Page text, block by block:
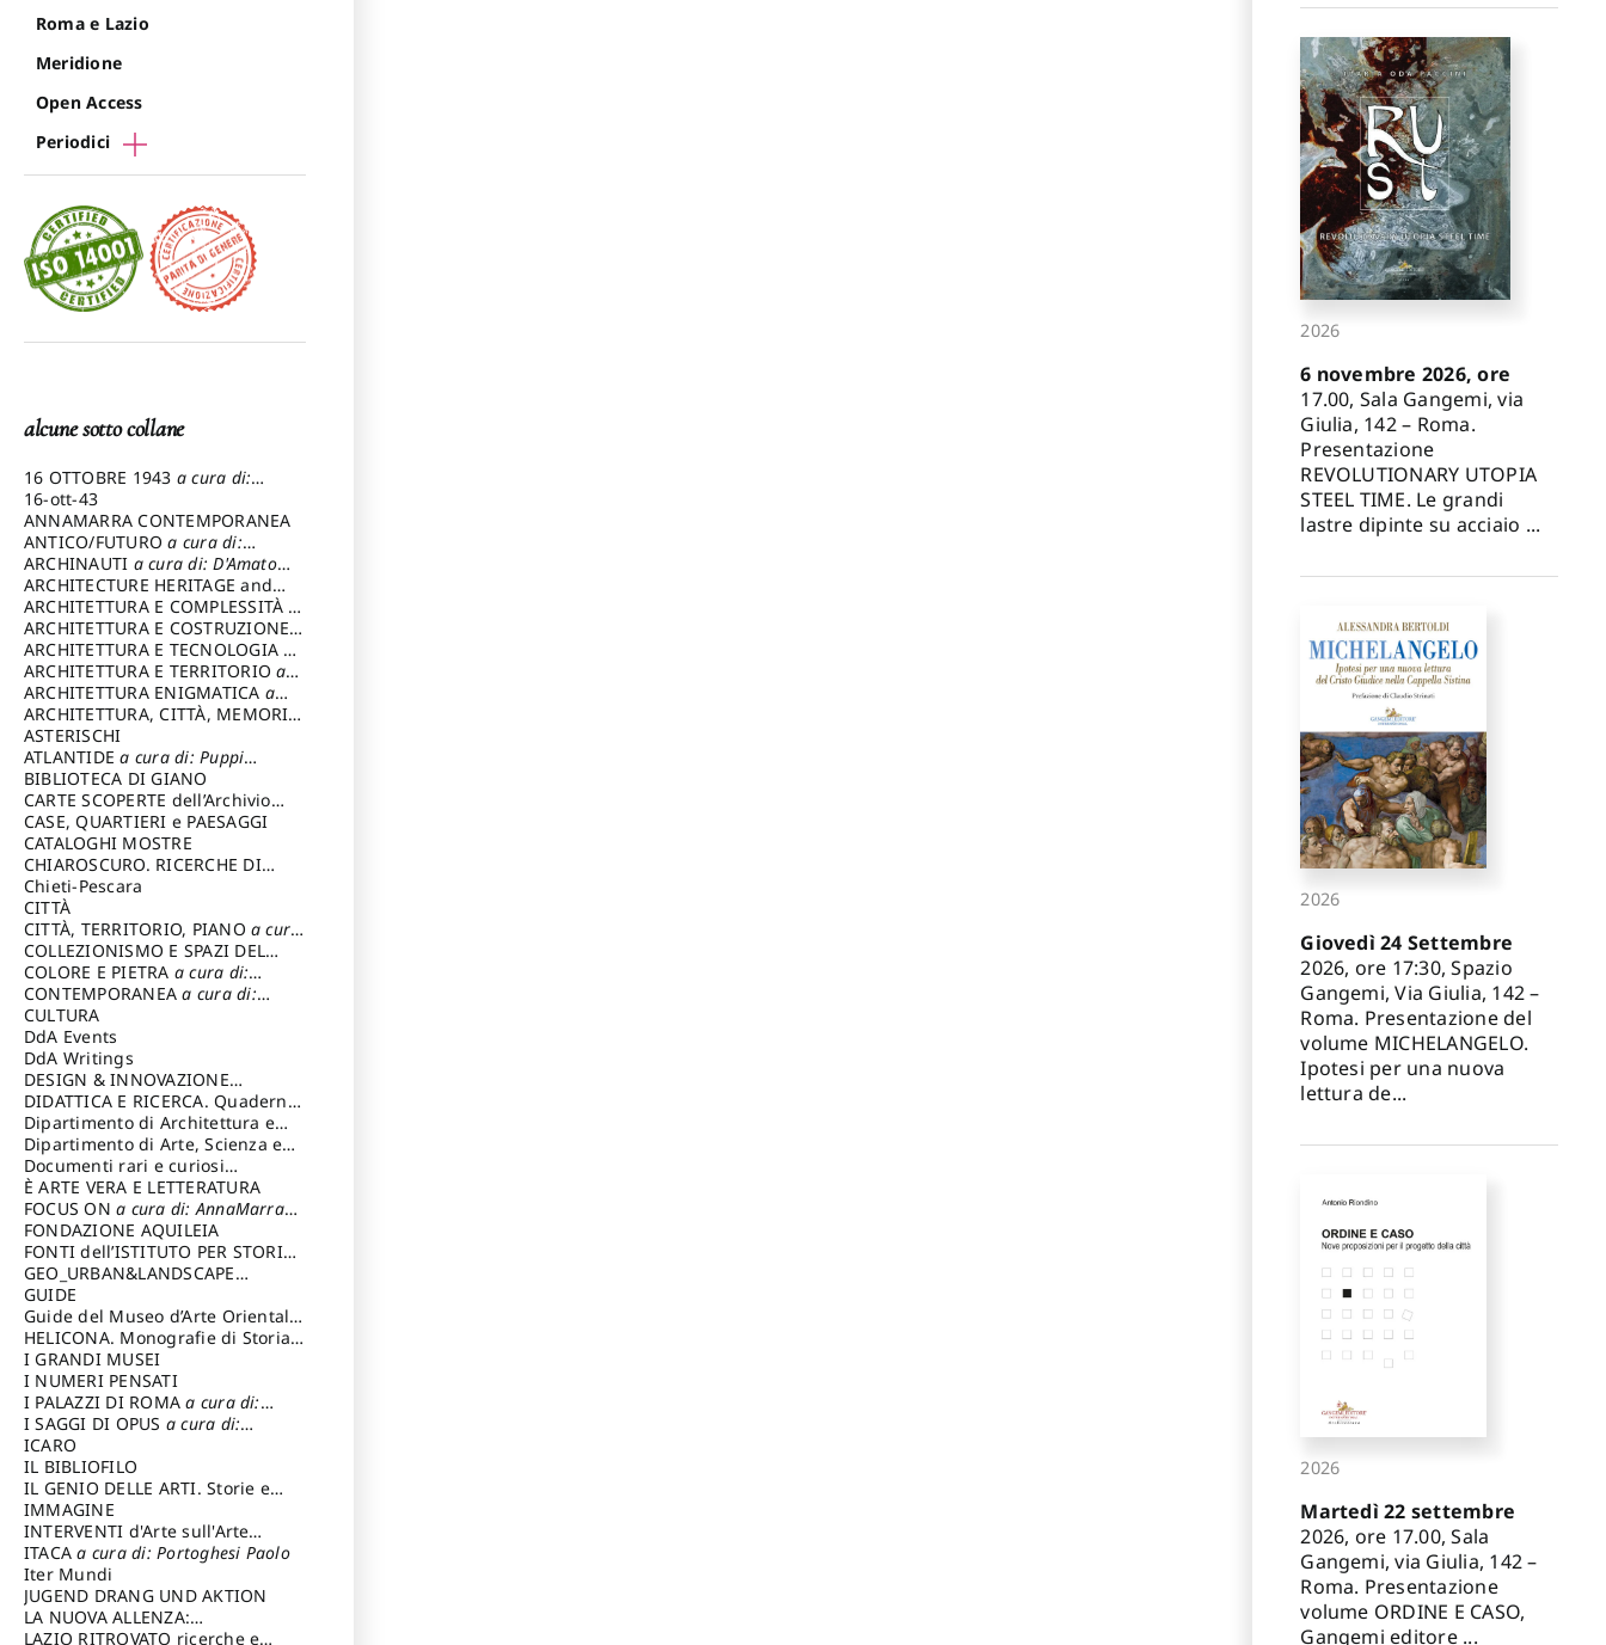
Roma e Lazio
Meridione
Open Access
Periodici
alcune sotto collane
16 OTTOBRE 1943 a cura di:
Pezzetti Marcello
16-ott-43
ANNAMARRA CONTEMPORANEA
ANTICO/FUTUROa cura di:
Varagnoli Claudio
ARCHINAUTI a cura di: D'Amato
Claudio
ARCHITECTURE HERITAGE and
DESIGN
ARCHITETTURA E COMPLESSITÀ a
cura di: Piva Antonio
ARCHITETTURA E COSTRUZIONEa
cura di: Poretti Sergio
ARCHITETTURA E TECNOLOGIA a
cura di: Carrara Gianfranco
ARCHITETTURA E TERRITORIOa
cura di: Pietrogrande Enrico
ARCHITETTURA ENIGMATICA a
cura di: Lenci Ruggero
ARCHITETTURA, CITTÀ, MEMORIA
a cura di: Valeriani Enrico
ASTERISCHI
ATLANTIDEa cura di: Puppi
Lionello
BIBLIOTECA DI GIANO
CARTE SCOPERTE dell’Archivio
Storico Capitolino
CASE, QUARTIERI e PAESAGGI
CATALOGHI MOSTRE
CHIAROSCURO. RICERCHE DI
STORIA E STORIA DELL'ARTE
cura di: Di Carpegna Falconieri
Tommaso
Chieti-Pescara
CITTÀ
CITTÀ, TERRITORIO, PIANO a cura
di: Imbesi Giuseppe
COLLEZIONISMO E SPAZI DEL
COLLEZIONISMO a cura di:
Magnani Lauro
COLORE E PIETRA a cura di:
Selvaggi Giuseppe
CONTEMPORANEAa cura di:
Gubinelli Luna
CULTURA
DdA Events
DdA Writings
DESIGN & INNOVAZIONE
TECNOLOGICAa cura di: Vallicelli
Andrea
DIDATTICA E RICERCA. Quaderni
della Scuola
Dipartimento di Architettura e
Analisi della Città Mediterranea
Dipartimento di Arte, Scienza e
Tecnica del Costuire
Documenti rari e curiosi
dall'Archivio Segreto
È ARTE VERA E LETTERATURA
FOCUS ONa cura di: AnnaMarra
Contemporanea
FONDAZIONE AQUILEIA
FONTI dell’ISTITUTO PER STORIA
DEL RISORGIMENTO
GEO_URBAN&LANDSCAPE
PLANNING (GULP)
Trusiani Elio
GUIDE
Guide del Museo d’Arte Orientale
“Giuseppe Tucci”
HELICONA. Monografie di Storia
dell'Artea cura di: Gallo Marco
I GRANDI MUSEI
I NUMERI PENSATI
I PALAZZI DI ROMAa cura di:
Ippoliti Alessandro
I SAGGI DI OPUS a cura di:
Scalesse Tommaso
ICARO
IL BIBLIOFILO
IL GENIO DELLE ARTI. Storie e
interpretazione
IMMAGINE
INTERVENTI d'Arte sull'Arte
dedicata alla cultura della
conservazione d’arte
Fondazione Paola Droghetti onlus
ITACAa cura di: Portoghesi Paolo
Iter Mundi
JUGEND DRANG UND AKTION
LA NUOVA ALLENZA:
ARCHITETTURA & AMBIENTE
LAZIO RITROVATO ricerche e
2026
6 novembre 2026, ore
17.00, Sala Gangemi, via
Giulia, 142 – Roma.
Presentazione
REVOLUTIONARY UTOPIA
STEEL TIME. Le grandi
lastre dipinte su acciaio ...
2026
Giovedì 24 Settembre
2026, ore 17:30, Spazio
Gangemi, Via Giulia, 142 –
Roma. Presentazione del
volume MICHELANGELO.
Ipotesi per una nuova
lettura de...
2026
Martedì 22 settembre
2026, ore 17.00, Sala
Gangemi, via Giulia, 142 –
Roma. Presentazione
volume ORDINE E CASO,
Gangemi editore ...